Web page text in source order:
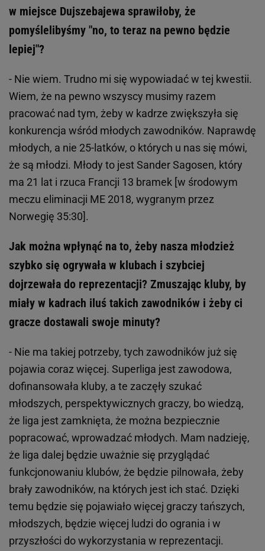
w miejsce Dujszebajewa sprawiłoby, że
pomyślelibyśmy "no, to teraz na pewno będzie
lepiej"?
- Nie wiem. Trudno mi się wypowiadać w tej kwestii.
Wiem, że na pewno wszyscy musimy razem
pracować nad tym, żeby w kadrze zwiększyła się
konkurencja wśród młodych zawodników. Naprawdę
młodych, a nie 25-latków, o których u nas się mówi,
że są młodzi. Młody to jest Sander Sagosen, który
ma 21 lat i rzuca Francji 13 bramek [w środowym
meczu eliminacji ME 2018, wygranym przez
Norwegię 35:30].
Jak można wpłynąć na to, żeby nasza młodzież
szybko się ogrywała w klubach i szybciej
dojrzewała do reprezentacji? Zmuszając kluby, by
miały w kadrach iluś takich zawodników i żeby ci
gracze dostawali swoje minuty?
- Nie ma takiej potrzeby, tych zawodników już się
pojawia coraz więcej. Superliga jest zawodowa,
dofinansowała kluby, a te zaczęły szukać
młodszych, perspektywicznych graczy, bo wiedzą,
że liga jest zamknięta, że można bezpiecznie
popracować, wprowadzać młodych. Mam nadzieję,
że liga dalej będzie uważnie się przyglądać
funkcjonowaniu klubów, że będzie pilnowała, żeby
brały zawodników, na których jest ich stać. Dzięki
temu będzie się pojawiało więcej graczy tańszych,
młodszych, będzie więcej ludzi do ogrania i w
przyszłości do wykorzystania w reprezentacji.